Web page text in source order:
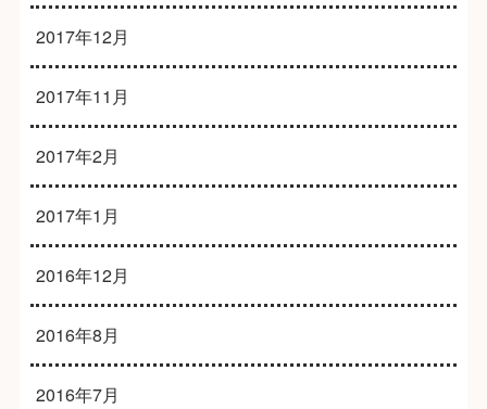
2017年12月
2017年11月
2017年2月
2017年1月
2016年12月
2016年8月
2016年7月